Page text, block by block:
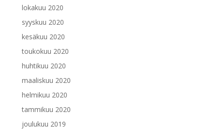
lokakuu 2020
syyskuu 2020
kesäkuu 2020
toukokuu 2020
huhtikuu 2020
maaliskuu 2020
helmikuu 2020
tammikuu 2020
joulukuu 2019